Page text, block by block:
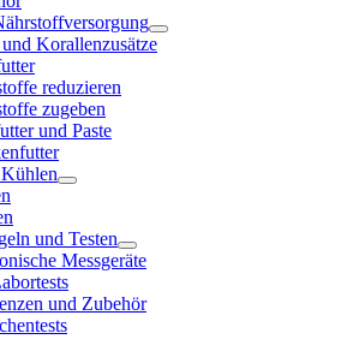
Korallenzusätze
reduzieren
zugeben
und Paste
und Testen
Messgeräte
und Zubehör